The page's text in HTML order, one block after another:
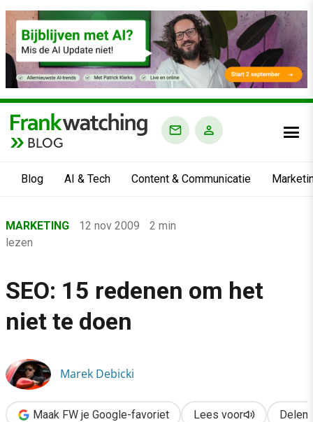
BLOG
Blog AI & Tech Content & Communicatie
›
Marketing
›
MARKETING 12 nov 2009
2 min
lezen
SEO: 15 redenen om het
niet te doen
Marek Debicki
Maak FW je Google-favoriet Lees voor Delen